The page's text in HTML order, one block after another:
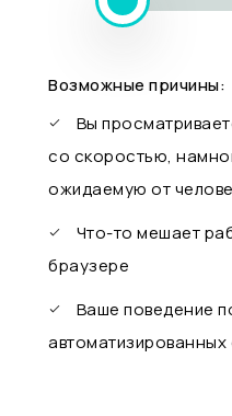
Возможные причины:
Вы
со скоростью,
ожидаемую от
Что-то мешает
браузере
Ваше поведение
автоматизированных